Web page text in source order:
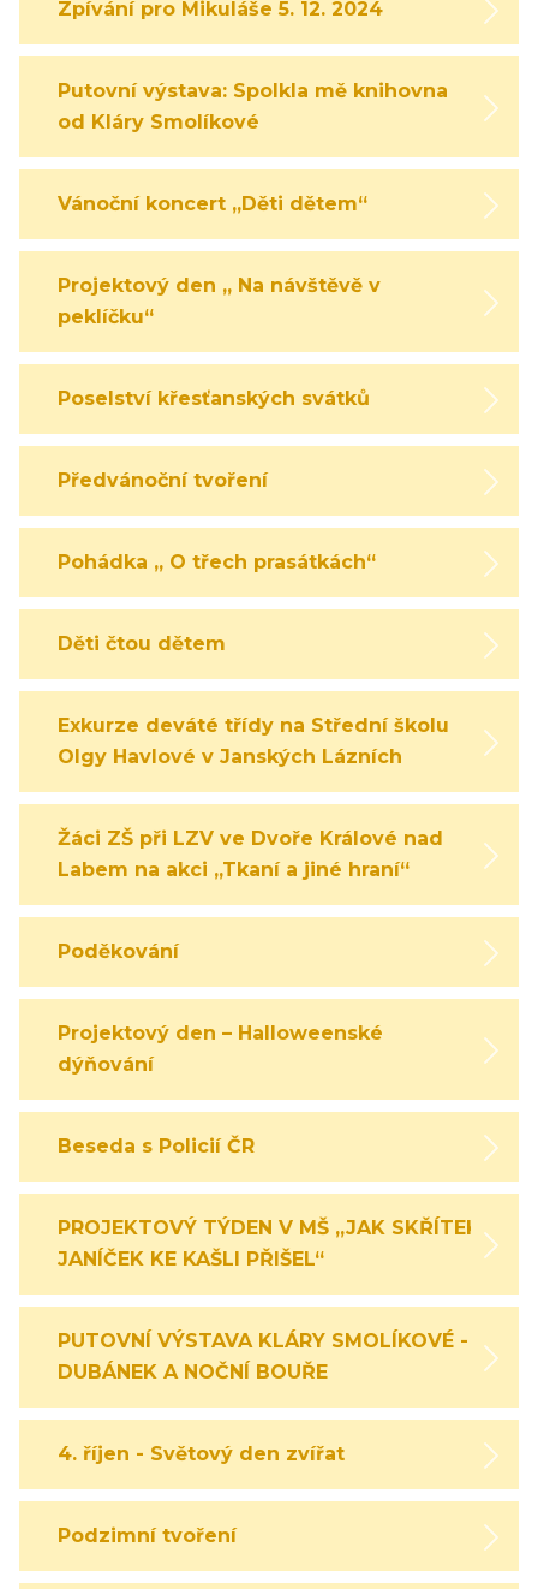
Zpívání pro Mikuláše 5. 12. 2024
Putovní výstava: Spolkla mě knihovna
od Kláry Smolíkové
Vánoční koncert „Děti dětem“
Projektový den „ Na návštěvě v
peklíčku“
Poselství křesťanských svátků
Předvánoční tvoření
Pohádka „ O třech prasátkách“
Děti čtou dětem
Exkurze deváté třídy na Střední školu
Olgy Havlové v Janských Lázních
Žáci ZŠ při LZV ve Dvoře Králové nad
Labem na akci „Tkaní a jiné hraní“
Poděkování
Projektový den – Halloweenské
dýňování
Beseda s Policií ČR
PROJEKTOVÝ TÝDEN V MŠ „JAK SKŘÍTEK
JANÍČEK KE KAŠLI PŘIŠEL“
PUTOVNÍ VÝSTAVA KLÁRY SMOLÍKOVÉ -
DUBÁNEK A NOČNÍ BOUŘE
4. říjen - Světový den zvířat
Podzimní tvoření